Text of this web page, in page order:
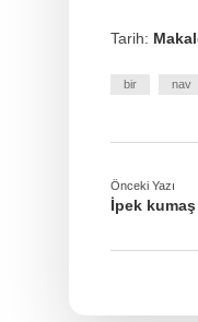
Tarih:
bir nav
Önceki Yazı
İpek